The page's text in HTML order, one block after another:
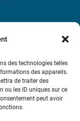
des technologies telles
des appareils.
de traiter des
ou les ID uniques sur ce
peut avoir
d’André-